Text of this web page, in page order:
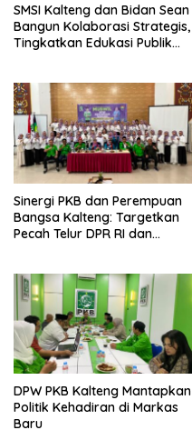
SMSI Kalteng dan Bidan Sean
Bangun Kolaborasi Strategis,
Tingkatkan Edukasi Publik
Sinergi PKB dan Perempuan
Bangsa Kalteng: Targetkan
Pecah Telur DPR RI dan
DPW PKB Kalteng Mantapkan
Politik Kehadiran di Markas
Baru